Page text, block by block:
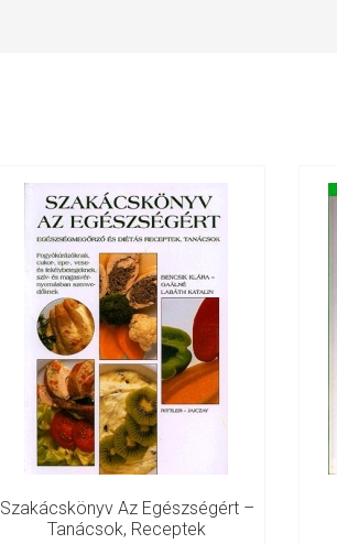
Szakácskönyv Az Egészségért –
Tanácsok, Receptek